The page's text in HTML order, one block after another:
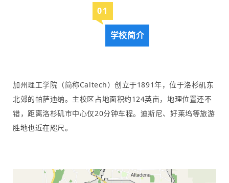
01
学校简介
加州理工学院（简称Caltech）创立于1891年，位于洛杉矶东
北郊的帕萨迪纳。主校区占地面积约124英亩，地理位置还不
错，距离洛杉矶市中心仅20分钟车程。迪斯尼、好莱坞等旅游
胜地也近在咫尺。